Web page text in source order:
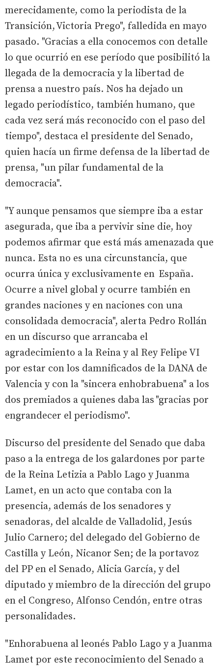
merecidamente, como la periodista de la
Transición, Victoria Prego", falledida en mayo
pasado. "Gracias a ella conocemos con detalle
lo que ocurrió en ese período que posibilitó la
llegada de la democracia y la libertad de
prensa a nuestro país. Nos ha dejado un
legado periodístico, también humano, que
cada vez será más reconocido con el paso del
tiempo", destaca el presidente del Senado,
quien hacía un firme defensa de la libertad de
prensa, "un pilar fundamental de la
democracia".
"Y aunque pensamos que siempre iba a estar
asegurada, que iba a pervivir sine die, hoy
podemos afirmar que está más amenazada que
nunca. Esta no es una circunstancia, que
ocurra única y exclusivamente en España.
Ocurre a nivel global y ocurre también en
grandes naciones y en naciones con una
consolidada democracia", alerta Pedro Rollán
en un discurso que arrancaba el
agradecimiento a la Reina y al Rey Felipe VI
por estar con los damnificados de la DANA de
Valencia y con la "sincera enhobrabuena" a los
dos premiados a quienes daba las "gracias por
engrandecer el periodismo".
Discurso del presidente del Senado que daba
paso a la entrega de los galardones por parte
de la Reina Letizia a Pablo Lago y Juanma
Lamet, en un acto que contaba con la
presencia, además de los senadores y
senadoras, del alcalde de Valladolid, Jesús
Julio Carnero; del delegado del Gobierno de
Castilla y León, Nicanor Sen; de la portavoz
del PP en el Senado, Alicia García, y del
diputado y miembro de la dirección del grupo
en el Congreso, Alfonso Cendón, entre otras
personalidades.
"Enhorabuena al leonés Pablo Lago y a Juanma
Lamet por este reconocimiento del Senado a